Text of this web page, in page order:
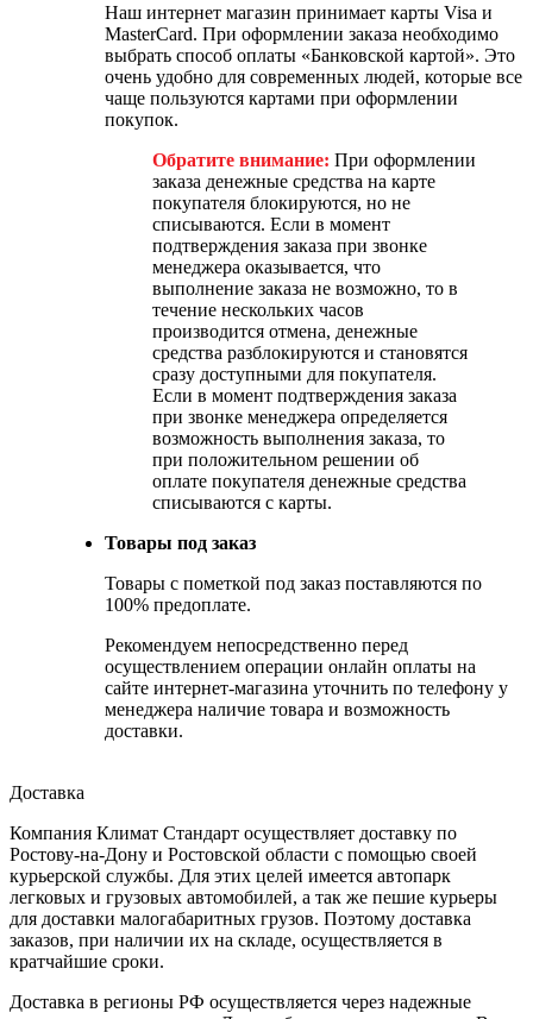
Наш интернет магазин принимает карты Visa и
MasterCard. При оформлении заказа необходимо
выбрать способ оплаты «Банковской картой». Это
очень удобно для современных людей, которые все
чаще пользуются картами при оформлении
покупок.
Обратите внимание: При оформлении
заказа денежные средства на карте
покупателя блокируются, но не
списываются. Если в момент
подтверждения заказа при звонке
менеджера оказывается, что
выполнение заказа не возможно, то в
течение нескольких часов
производится отмена, денежные
средства разблокируются и становятся
сразу доступными для покупателя.
Если в момент подтверждения заказа
при звонке менеджера определяется
возможность выполнения заказа, то
при положительном решении об
оплате покупателя денежные средства
списываются с карты.
Товары под заказ
Товары с пометкой под заказ поставляются по
100% предоплате.
Рекомендуем непосредственно перед
осуществлением операции онлайн оплаты на
сайте интернет-магазина уточнить по телефону у
менеджера наличие товара и возможность
доставки.
Доставка
Компания Климат Стандарт осуществляет доставку по
Ростову-на-Дону и Ростовской области с помощью своей
курьерской службы. Для этих целей имеется автопарк
легковых и грузовых автомобилей, а так же пешие курьеры
для доставки малогабаритных грузов. Поэтому доставка
заказов, при наличии их на складе, осуществляется в
кратчайшие сроки.
Доставка в регионы РФ осуществляется через надежные